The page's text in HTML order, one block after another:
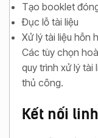
Tạo booklet
Đục lỗ tài liệu
Xử lý tài liệu hỗn
Các tùy chọn
quy trình xử lý tài
thủ công.
Kết nối